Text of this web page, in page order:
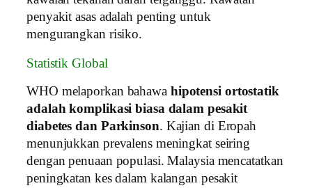
penyakit asas adalah penting untuk
mengurangkan risiko.
Statistik Global
WHO melaporkan bahawa hipotensi ortostatik
adalah komplikasi biasa dalam pesakit
diabetes dan Parkinson. Kajian di Eropah
menunjukkan prevalens meningkat seiring
dengan penuaan populasi. Malaysia mencatatkan
peningkatan kes dalam kalangan pesakit